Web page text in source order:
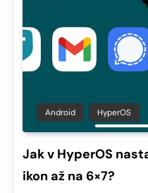
Android HyperOS
Jak v HyperOS
ikon až na 6×7?